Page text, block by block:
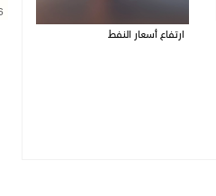
ارتفاع أسعار النفط